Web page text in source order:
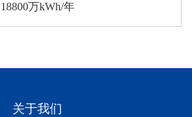
18800万kWh/年
关于我们